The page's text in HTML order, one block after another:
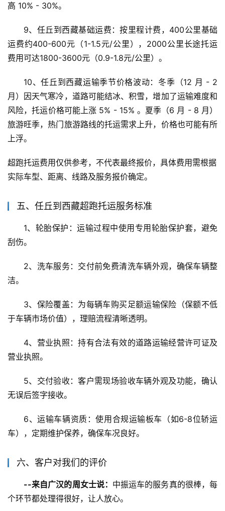
高 10% - 30%。
9、任丘到西藏基础运费：按里程计费，400公里基础
运费约400-600元（1-1.5元/公里），2000公里长途托运
费用可达1800-3600元（0.9-1.8元/公里）。
10、任丘到西藏运输季节价格波动：冬季（12 月 - 2
月）因天气寒冷，道路可能结冰、积雪，增加了运输难度和
风险，托运价格可能上涨 5% - 15% 。夏季（6 月 - 8 月）
旅游旺季，热门旅游路线的托运需求上升，价格也可能有所
上浮。
超跑托运费用仅供参考，不代表最终报价，具体费用需根据
实际车型、距离、线路及服务报价确定。
五、任丘到西藏超跑托运服务标准
1、轮胎保护：运输过程中使用专用轮胎保护套，避免
刮伤。
2、洗车服务：交付前免费清洗车辆外观，确保车辆整
洁。
3、保险覆盖：为每辆车购买足额运输保险（保额不低
于车辆市场价值），理赔流程清晰透明。
4、营业执照：持有合法有效的道路运输经营许可证及
营业执照。
5、交付验收：客户需现场验收车辆外观及功能，确认
无误后签字接收。
6、运输车辆资质：使用合规运输板车（如6-8位轿运
车），定期维护保养，确保车况良好。
六、客户对我们的评价
--来自广汉的周女士说： 中振运车的服务真的很棒，每
个环节都处理得很好，让人放心。